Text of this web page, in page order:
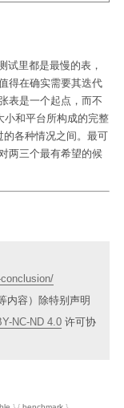
试里都是最慢的表，
得在确实需要其迭代
表是一个起点，而不
小和平台所构成的完整
的各种情况之间。最可
两三个最有希望的候
内容）除特别声明
NC-ND 4.0许可协